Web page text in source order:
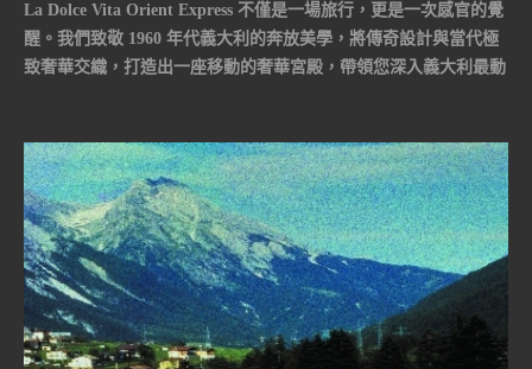
La Dolce Vita Orient Express 不僅是一場旅行，更是一次感官的覺
醒。我們致敬 1960 年代義大利的奔放美學，將傳奇設計與當代極
致奢華交織，打造出一座移動的奢華宮殿，帶領您深入義大利最動